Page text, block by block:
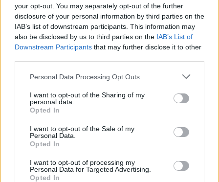
your opt-out. You may separately opt-out of the further
disclosure of your personal information by third parties on the
IAB’s list of downstream participants. This information may
also be disclosed by us to third parties on the IAB’s List of
Downstream Participants that may further disclose it to other
Personal Data Processing Opt Outs
I want to opt-out of the Sharing of my
personal data.
Opted In
I want to opt-out of the Sale of my
Personal Data.
Opted In
I want to opt-out of processing my
Personal Data for Targeted Advertising.
Opted In
L'Accademia Sulcitana prende il mediano
Puddu, allo Jerzu l'attaccante Bebo Atzori
10 Ago 2026
Amichevole Ossese: 3-1 al Cagliari Primavera,
8 Ago 2026
Il Latte Dolce prende Dumani dalla Torres,
8 Ago 2026